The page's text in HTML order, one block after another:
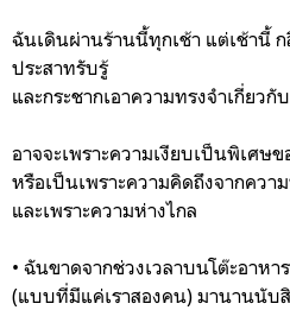
ฉันเดินผ่านร้านนี้ทุกเช้า แต่เช้านี้
ประสาทรับรู้
และกระชากเอาความทรงจำเกี่ยวกั
อาจจะเพราะความเงียบเป็นพิเศษ
หรือเป็นเพราะความคิดถึงจากควา
และเพราะความห่างไกล
• ฉันขาดจากช่วงเวลาบนโต๊ะอาหา
(แบบที่มีแค่เราสองคน) มานานนับ